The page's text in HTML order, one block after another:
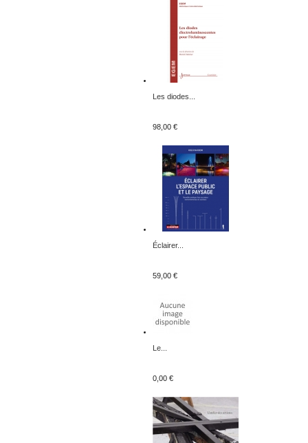
Les diodes...
98,00 €
Éclairer...
59,00 €
Le...
0,00 €